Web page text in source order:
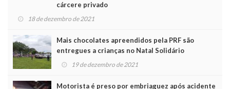
cárcere privado
18 de dezembro de 2021
Mais chocolates apreendidos pela PRF são
entregues a crianças no Natal Solidário
19 de dezembro de 2021
Motorista é preso por embriaguez após acidente